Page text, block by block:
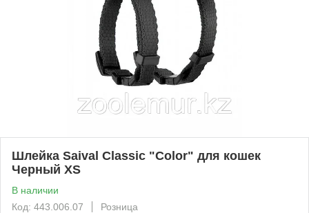
Шлейка Saival Classic "Color" для кошек
Черный XS
В наличии
Код: 443.006.07
Розница